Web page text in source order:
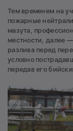
Тем временем на
пожарные
мазута,
местности, далее
разлива перед
условно
передав его